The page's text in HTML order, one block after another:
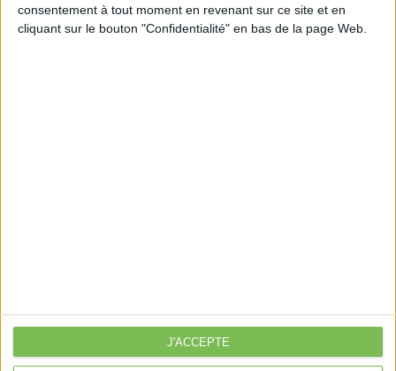
consentement à tout moment en revenant sur ce site et en
cliquant sur le bouton "Confidentialité" en bas de la page Web.
J'ACCEPTE
À la une
Violette la comptable